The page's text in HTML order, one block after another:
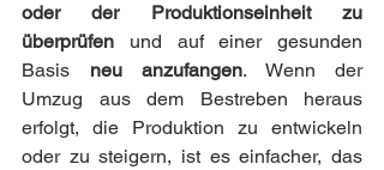
oder der Produktionseinheit zu
überprüfen und auf einer gesunden
Basis neu anzufangen. Wenn der
Umzug aus dem Bestreben heraus
erfolgt, die Produktion zu entwickeln
oder zu steigern, ist es einfacher, das